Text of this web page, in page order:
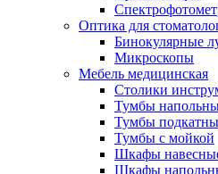
Оптика для
Бинокулярные
Микроскопы
Мебель медицинская
Столики
Тумбы
Тумбы
Тумбы с мойкой
Шкафы
Шкафы